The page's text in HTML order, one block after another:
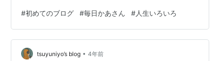
#初めてのブログ #毎日かあさん #人生いろいろ
tsuyuniyo’s blog • 4年前